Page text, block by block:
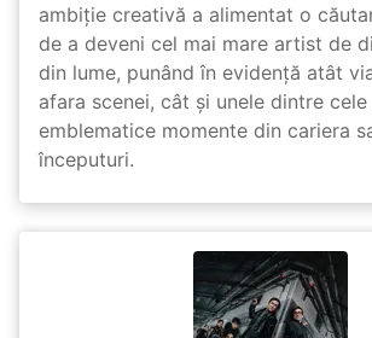
ambiție creativă a alimentat o
de a deveni cel mai mare artist de
din lume, punând în evidență atât
afara scenei, cât și unele dintre cele
emblematice momente din cariera
începuturi.